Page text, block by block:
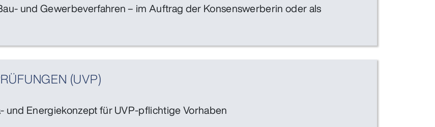
und Gewerbeverfahren – im Auftrag der Konsenswerberin oder als
(UVP)
und Energiekonzept für UVP-pflichtige Vorhaben